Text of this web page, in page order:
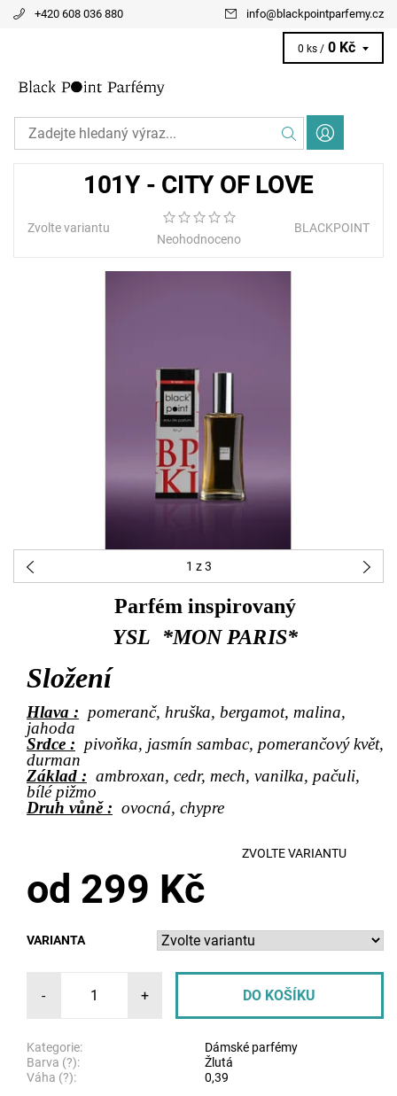
+420 608 036 880 info@ blackpointparfemy.cz
0 ks / 0 Kč
101Y - CITY OF LOVE
Zvolte variantu
Neohodnoceno
BLACKPOINT
1 z 3
Parfém inspirovaný
YSL *MON PARIS*
Složení
Hlava : pomeranč, hruška, bergamot, malina,
jahoda
Srdce : pivoňka, jasmín sambac, pomerančový květ,
durman
Základ : ambroxan, cedr, mech, vanilka, pačuli,
bílé pižmo
Druh vůně : ovocná, chypre
ZVOLTE VARIANTU
od 299 Kč
VARIANTA
- +
Kategorie:
Dámské parfémy
Barva (?):
Žlutá
Váha (?):
0,39